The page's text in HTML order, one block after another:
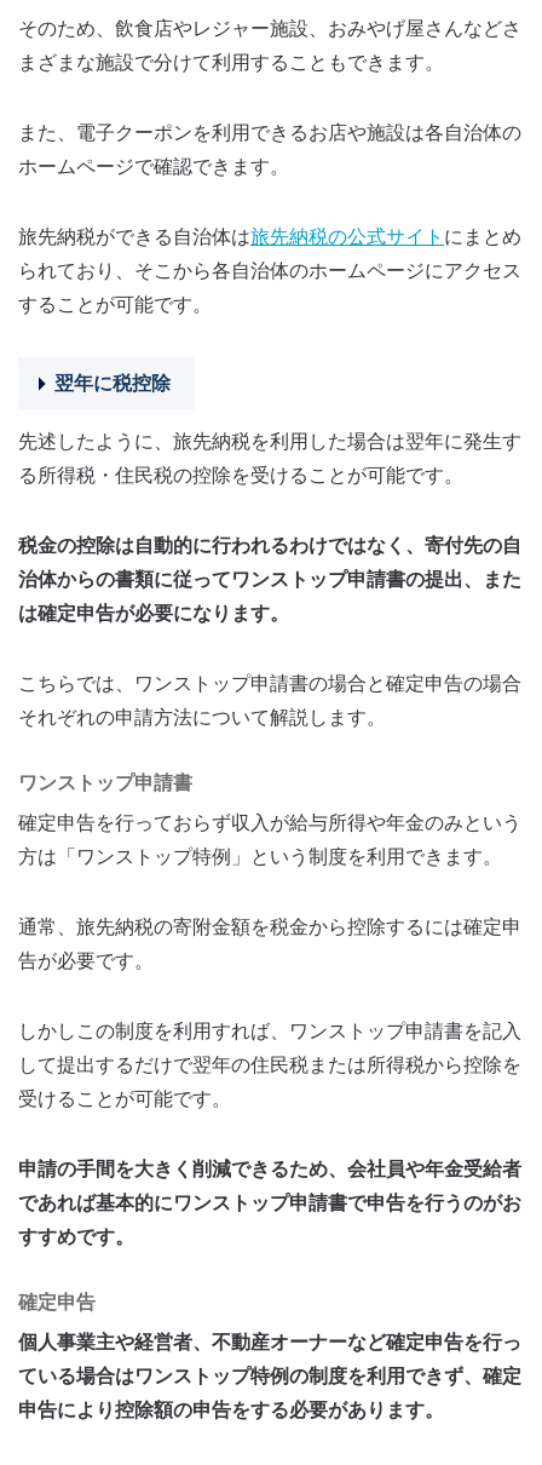
そのため、飲食店やレジャー施設、おみやげ屋さんなどさ
まざまな施設で分けて利用することもできます。
また、電子クーポンを利用できるお店や施設は各自治体の
ホームページで確認できます。
旅先納税ができる自治体は旅先納税の公式サイト にまとめ
られており、そこから各自治体のホームページにアクセス
することが可能です。
翌年に税控除
先述したように、旅先納税を利用した場合は翌年に発生す
る所得税・住民税の控除を受けることが可能です。
税金の控除は自動的に行われるわけではなく、寄付先の自
治体からの書類に従ってワンストップ申請書の提出、また
は確定申告が必要になります。
こちらでは、ワンストップ申請書の場合と確定申告の場合
それぞれの申請方法について解説します。
ワンストップ申請書
確定申告を行っておらず収入が給与所得や年金のみという
方は「ワンストップ特例」という制度を利用できます。
通常、旅先納税の寄附金額を税金から控除するには確定申
告が必要です。
しかしこの制度を利用すれば、ワンストップ申請書を記入
して提出するだけで翌年の住民税または所得税から控除を
受けることが可能です。
申請の手間を大きく削減できるため、会社員や年金受給者
であれば基本的にワンストップ申請書で申告を行うのがお
すすめです。
確定申告
個人事業主や経営者、不動産オーナーなど確定申告を行っ
ている場合はワンストップ特例の制度を利用できず、確定
申告により控除額の申告をする必要があります。